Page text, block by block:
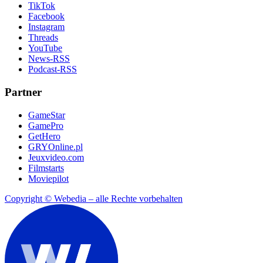
TikTok
Facebook
Instagram
Threads
YouTube
News-RSS
Podcast-RSS
Partner
GameStar
GamePro
GetHero
GRYOnline.pl
Jeuxvideo.com
Filmstarts
Moviepilot
Copyright © Webedia – alle Rechte vorbehalten